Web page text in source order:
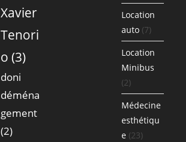
Xavier
Tenori
o (3)
doni
déména
gement
(2)
Location
auto (7)
Location
Minibus
(2)
Médecine
esthétiqu
e (23)